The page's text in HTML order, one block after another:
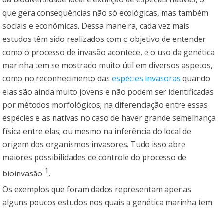
que gera consequências não só ecológicas, mas também
sociais e econômicas. Dessa maneira, cada vez mais
estudos têm sido realizados com o objetivo de entender
como o processo de invasão acontece, e o uso da genética
marinha tem se mostrado muito útil em diversos aspetos,
como no reconhecimento das espécies invasoras quando
elas são ainda muito jovens e não podem ser identificadas
por métodos morfológicos; na diferenciação entre essas
espécies e as nativas no caso de haver grande semelhança
física entre elas; ou mesmo na inferência do local de
origem dos organismos invasores. Tudo isso abre
maiores possibilidades de controle do processo de
bioinvasão 1.
Os exemplos que foram dados representam apenas
alguns poucos estudos nos quais a genética marinha tem